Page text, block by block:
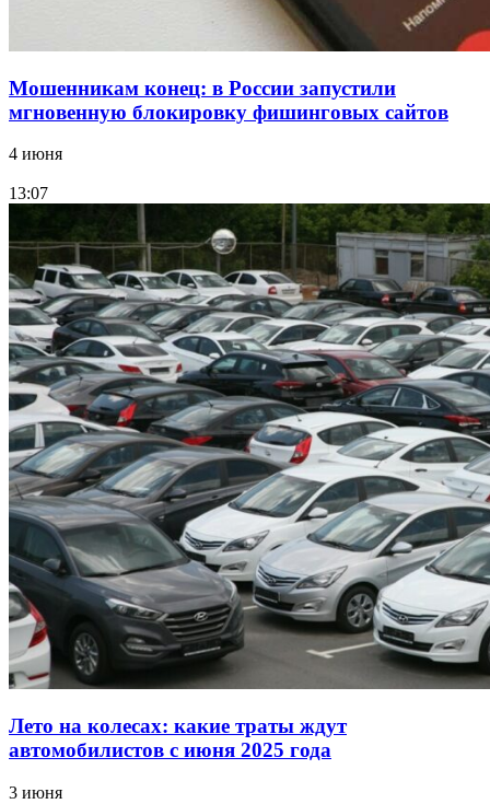
Мошенникам конец: в России запустили
мгновенную блокировку фишинговых сайтов
4 июня
13:07
Лето на колесах: какие траты ждут
автомобилистов с июня 2025 года
3 июня